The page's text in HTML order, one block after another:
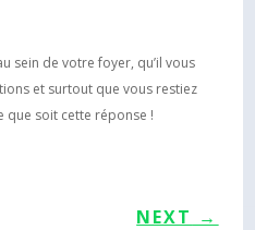
sein de votre foyer, qu’il vous
et surtout que vous restiez
que soit cette réponse !
NEXT →